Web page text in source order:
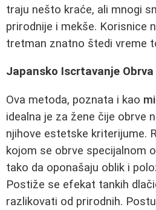
traju nešto kraće, ali mnogi
prirodnije i mekše. Korisnice
tretman znatno štedi vreme
Japansko Iscrtavanje
Ova metoda, poznata i kao
idealna je za žene čije obrve
njihove estetske kriterijume.
kojom se obrve specijalnom
tako da oponašaju oblik i
Postiže se efekat tankih
razlikovati od prirodnih.